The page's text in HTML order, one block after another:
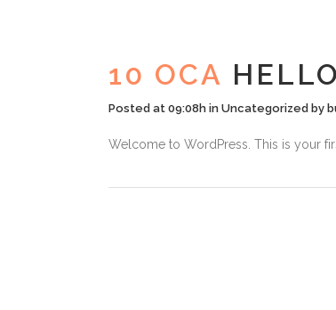
10 OCA
Posted at 09:08h in Uncategorized by
Welcome to WordPress. This is your